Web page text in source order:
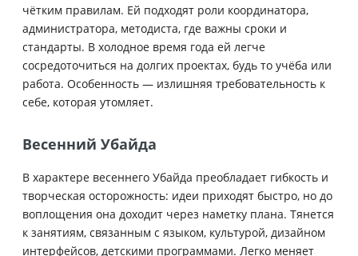
чётким правилам. Ей подходят роли координатора,
администратора, методиста, где важны сроки и
стандарты. В холодное время года ей легче
сосредоточиться на долгих проектах, будь то учёба или
работа. Особенность — излишняя требовательность к
себе, которая утомляет.
Весенний Убайда
В характере весеннего Убайда преобладает гибкость и
творческая осторожность: идеи приходят быстро, но до
воплощения она доходит через наметку плана. Тянется
к занятиям, связанным с языком, культурой, дизайном
интерфейсов, детскими программами. Легко меняет